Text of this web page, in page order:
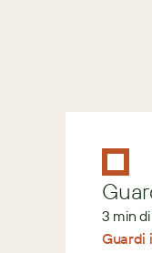
3 min
Guardi